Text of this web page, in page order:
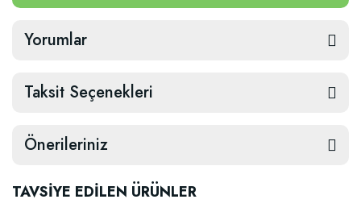
Yorumlar
Taksit Seçenekleri
Önerileriniz
TAVSİYE EDİLEN ÜRÜNLER